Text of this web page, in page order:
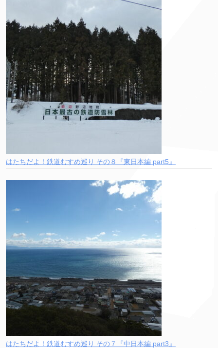
はたちだよ！鉄道むすめ巡り その８『東日本編 part5』
はたちだよ！鉄道むすめ巡り その７『中日本編 part3』